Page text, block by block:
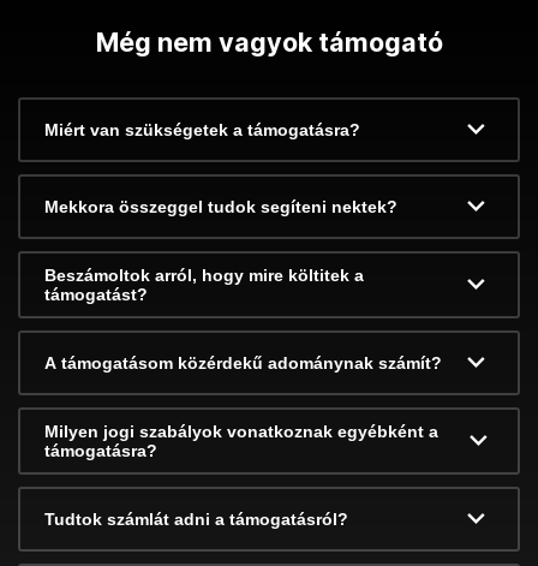
Még nem vagyok támogató
Miért van szükségetek a támogatásra?
Mekkora összeggel tudok segíteni nektek?
Beszámoltok arról, hogy mire költitek a
támogatást?
A támogatásom közérdekű adománynak számít?
Milyen jogi szabályok vonatkoznak egyébként a
támogatásra?
Tudtok számlát adni a támogatásról?